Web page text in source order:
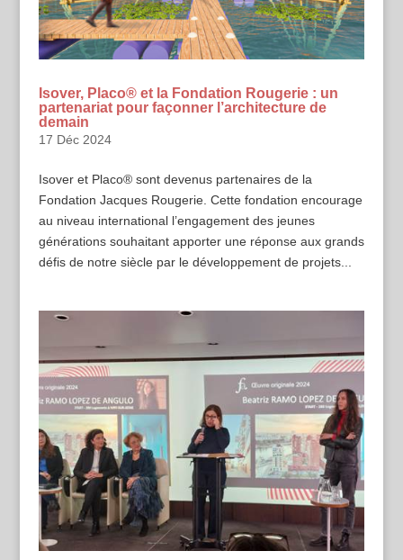
Isover, Placo® et la Fondation Rougerie : un
partenariat pour façonner l’architecture de
demain
17 Déc 2024
Isover et Placo® sont devenus partenaires de la
Fondation Jacques Rougerie. Cette fondation encourage
au niveau international l’engagement des jeunes
générations souhaitant apporter une réponse aux grands
défis de notre siècle par le développement de projets...